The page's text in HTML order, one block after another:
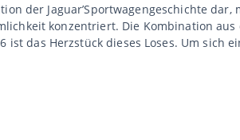
der Jaguar’Sportwagengeschichte
konzentriert. Die Kombination
das Herzstück dieses Loses. Um sich